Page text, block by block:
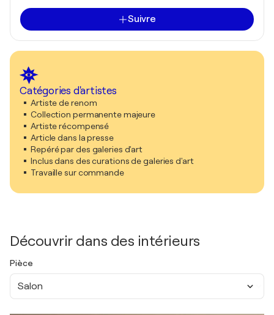
Suivre
Catégories d'artistes
Artiste de renom
Collection permanente majeure
Artiste récompensé
Article dans la presse
Repéré par des galeries d'art
Inclus dans des curations de galeries d'art
Travaille sur commande
Découvrir dans des intérieurs
Pièce
Salon